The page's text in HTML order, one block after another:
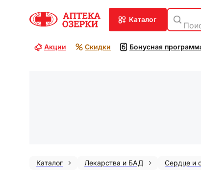
каталог
Акции Скидки Бонусная
Каталог Лекарства и БАД Сердце и